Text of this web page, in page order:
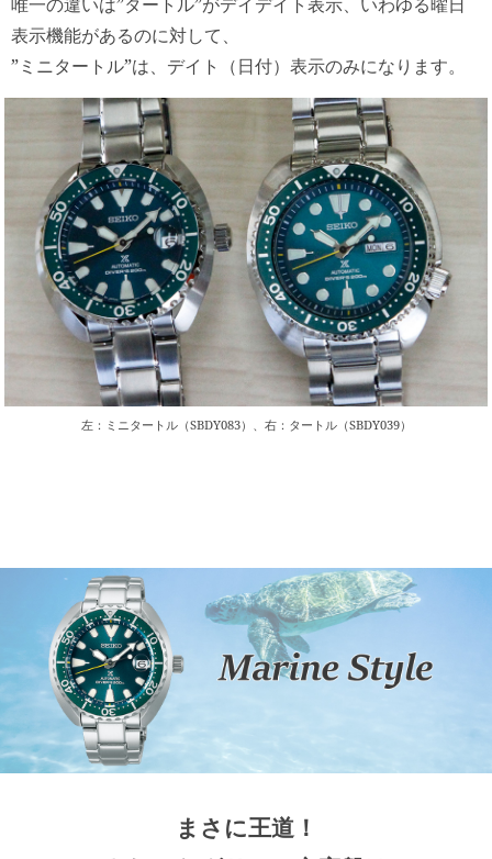
表示機能があるのに対して、
”ミニタートル”は、デイト（日付）表示のみになります。
左：ミニタートル（SBDY083）、右：タートル（SBDY039）
まさに王道！